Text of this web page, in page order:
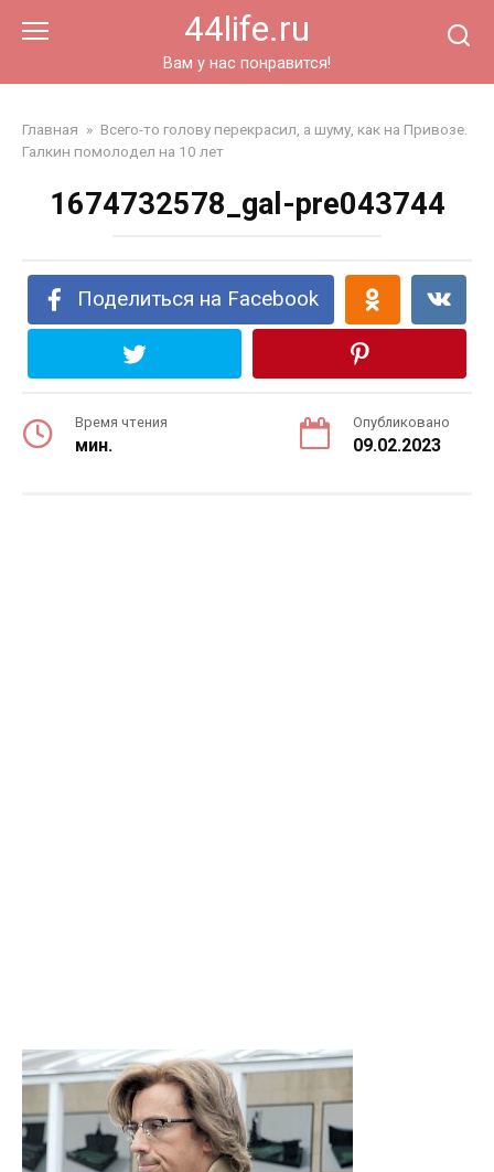
44life.ru
Вам у нас понравится!
Главная » Всего-то голову перекрасил, а шуму, как на Привозе.
Галкин помолодел на 10 лет
1674732578_gal-pre043744
Поделиться на Facebook
Время чтения
мин.
Опубликовано
09.02.2023